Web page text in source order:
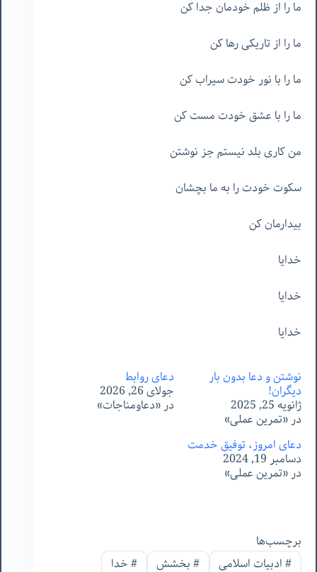
ما را از ظلم خودمان جدا کن
ما را از تاریکی رها کن
ما را با نور خودت سیراب کن
ما را با عشق خودت مست کن
من کاری بلد نیستم جز نوشتن
سکوت خودت را به ما بچشان
بیدارمان کن
خدایا
خدایا
خدایا
نوشتن و دعا بدون بار
دیگران!
ژانویه 25, 2025
در «تمرین عملی»
دعای روابط
جولای 26, 2026
در «دعاومناجات»
دعای امروز، توفیق خدمت
دسامبر 19, 2024
در «تمرین عملی»
برچسب‌ها
#ادبیات اسلامی #بخشش #خدا